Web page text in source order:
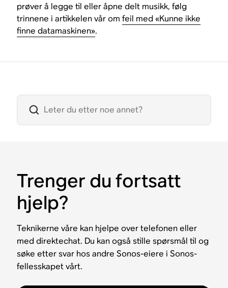
prøver å legge til eller åpne delt musikk, følg
trinnene i artikkelen vår omfeil med «Kunne ikke
finne datamaskinen».
Trenger du fortsatt
hjelp?
Teknikerne våre kan hjelpe over telefonen eller
med direktechat. Du kan også stille spørsmål til og
søke etter svar hos andre Sonos-eiere i Sonos-
fellesskapet vårt.